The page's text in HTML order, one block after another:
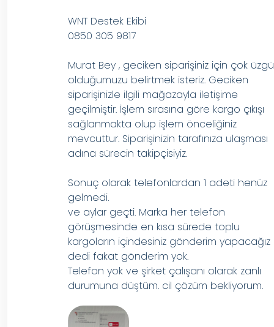
WNT Destek Ekibi
0850 305 9817
Murat Bey , geciken siparişiniz için çok
olduğumuzu belirtmek isteriz. Geciken
siparişinizle ilgili mağazayla iletişime
geçilmiştir. İşlem sırasına göre kargo çıkışı
sağlanmakta olup işlem önceliğiniz
mevcuttur. Siparişinizin tarafınıza ulaşması
adına sürecin takipçisiyiz.
Sonuç olarak telefonlardan 1 adeti henüz
gelmedi.
ve aylar geçti. Marka her telefon
görüşmesinde en kısa sürede toplu
kargoların içindesiniz gönderim yapacağız
dedi fakat gönderim yok.
Telefon yok ve şirket çalışanı olarak zanlı
durumuna düştüm. cil çözüm bekliyorum.